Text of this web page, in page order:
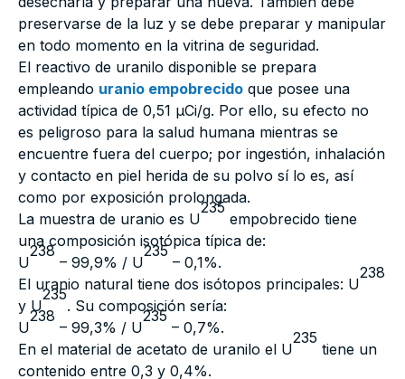
preservarse de la luz y se debe preparar y manipular
en todo momento en la vitrina de seguridad.
El reactivo de uranilo disponible se prepara
empleando uranio empobrecido que posee una
actividad típica de 0,51 µCi/g. Por ello, su efecto no
es peligroso para la salud humana mientras se
encuentre fuera del cuerpo; por ingestión, inhalación
y contacto en piel herida de su polvo sí lo es, así
como por exposición prolongada.
La muestra de uranio es U
235
empobrecido tiene
una composición isotópica típica de:
U
238
– 99,9% / U
235
– 0,1%.
El uranio natural tiene dos isótopos principales: U
238
y U
235
. Su composición sería:
U
238
– 99,3% / U
235
– 0,7%.
En el material de acetato de uranilo el U
235
tiene un
contenido entre 0,3 y 0,4%.